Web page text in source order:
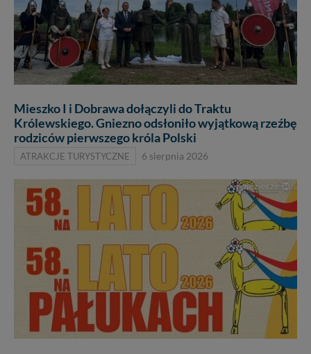
Mieszko I i Dobrawa dołączyli do Traktu
Królewskiego. Gniezno odsłoniło wyjątkową rzeźbę
rodziców pierwszego króla Polski
ATRAKCJE TURYSTYCZNE 6 sierpnia 2026